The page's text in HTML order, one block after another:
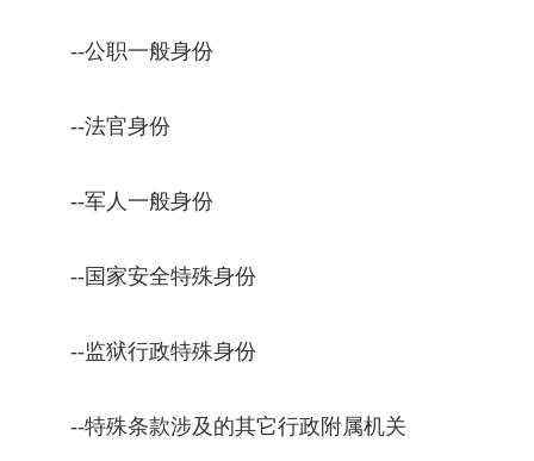
--公职一般身份
--法官身份
--军人一般身份
--国家安全特殊身份
--监狱行政特殊身份
--特殊条款涉及的其它行政附属机关